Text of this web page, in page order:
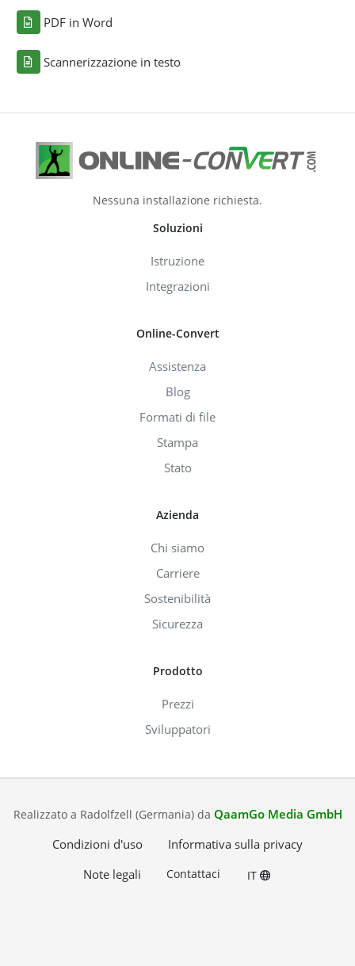
PDF in Word
Scannerizzazione in testo
Nessuna installazione richiesta.
Soluzioni
Istruzione
Integrazioni
Online-Convert
Assistenza
Blog
Formati di file
Stampa
Stato
Azienda
Chi siamo
Carriere
Sostenibilità
Sicurezza
Prodotto
Prezzi
Sviluppatori
Realizzato a Radolfzell (Germania) da QaamGo Media GmbH
Condizioni d'uso
Informativa sulla privacy
Note legali
Contattaci IT